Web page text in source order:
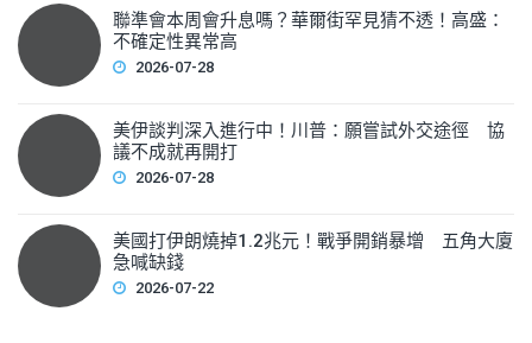
聯準會本周會升息嗎？華爾街罕見猜不透！高盛：
不確定性異常高
2026-07-28
美伊談判深入進行中！川普：願嘗試外交途徑 協
議不成就再開打
2026-07-28
美國打伊朗燒掉1.2兆元！戰爭開銷暴增 五角大廈
急喊缺錢
2026-07-22